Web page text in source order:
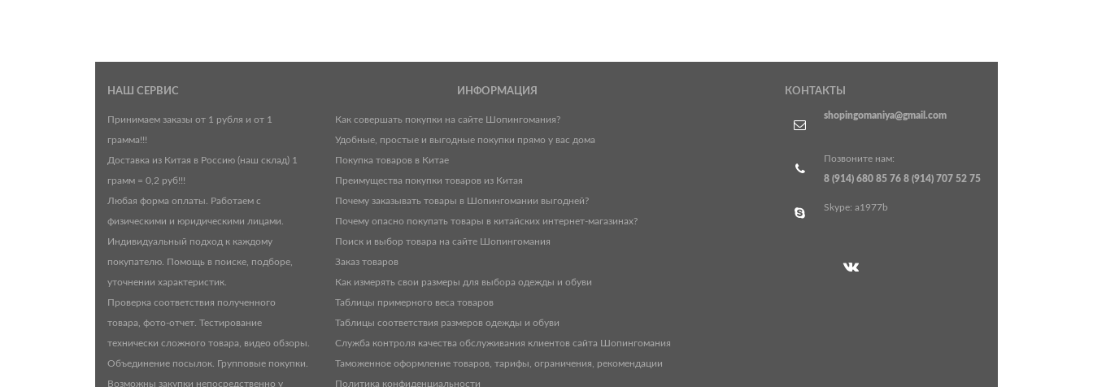
НАШ СЕРВИС
Принимаем заказы от 1 рубля и от 1
грамма!!!
Доставка из Китая в Россию (наш склад) 1
грамм = 0,2 руб!!!
Любая форма оплаты. Работаем с
физическими и юридическими лицами.
Индивидуальный подход к каждому
покупателю. Помощь в поиске, подборе,
уточнении характеристик.
Проверка соответствия полученного
товара, фото-отчет. Тестирование
технически сложного товара, видео обзоры.
Объединение посылок. Групповые покупки.
Возможны закупки непосредственно у
ИНФОРМАЦИЯ
Как совершать покупки на сайте Шопингомания?
Удобные, простые и выгодные покупки прямо у вас дома
Покупка товаров в Китае
Преимущества покупки товаров из Китая
Почему заказывать товары в Шопингомании выгодней?
Почему опасно покупать товары в китайских интернет-магазинах?
Поиск и выбор товара на сайте Шопингомания
Заказ товаров
Как измерять свои размеры для выбора одежды и обуви
Таблицы примерного веса товаров
Таблицы соответствия размеров одежды и обуви
Служба контроля качества обслуживания клиентов сайта Шопингомания
Таможенное оформление товаров, тарифы, ограничения, рекомендации
Политика конфиденциальности
КОНТАКТЫ
shopingomaniya@gmail.com
Позвоните нам:
8 (914) 680 85 76 8 (914) 707 52 75
Skype: a1977b